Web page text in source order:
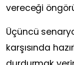
vereceği
Üçüncü
karşısında